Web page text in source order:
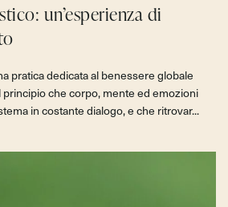
un’esperienza di
pratica dedicata al benessere globale
che corpo, mente ed emozioni
in costante dialogo, e che ritrovar...